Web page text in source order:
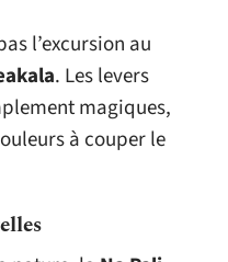
l’excursion au
. Les levers
magiques,
à couper le